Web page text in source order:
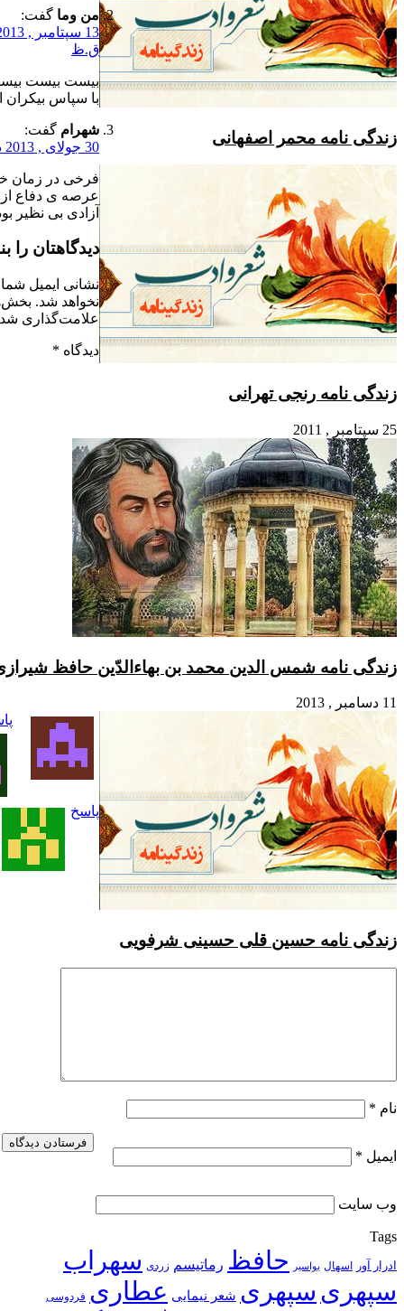
محمر اصفهانی
رنجی تهرانی
شمس الدین محمد بن بهاءالدّین حافظ شیرازی
حسین قلی حسینی شرفویی
پاسخ
من وما
گفت:
13 سپتامبر , 2013 در 12:00
ق.ظ
بیست بیست بیسته.
با سپاس بیکران از شما
گفت:
فرخی در زمان خود و تا الان در
عرصه ی دفاع از قانون و
آزادی بی نظیر بوده است.
پاسخ
دیدگاهتان را بنویسید
نشانی ایمیل شما منتشر
نخواهد شد.
بخش‌های موردنیاز
علامت‌گذاری شده‌اند*
دیدگاه*
بواسیر حافظ رماتیسم زردی سهراب
سپهری شعر نیمایی عطاری فردوسی